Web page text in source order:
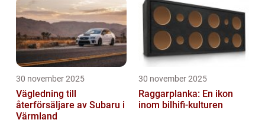
30 november 2025
Vägledning till
återförsäljare av Subaru i
Värmland
30 november 2025
Raggarplanka: En ikon
inom bilhifi-kulturen